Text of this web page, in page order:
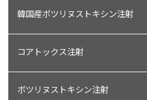
韓国産ボツリヌストキシン注射
コアトックス注射
ボツリヌストキシン注射